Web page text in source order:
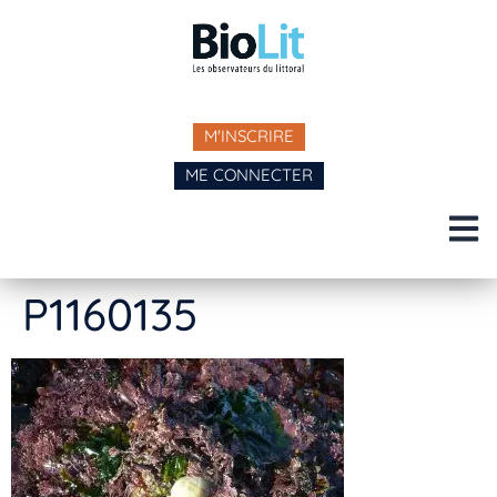
M'INSCRIRE
ME CONNECTER
P1160135